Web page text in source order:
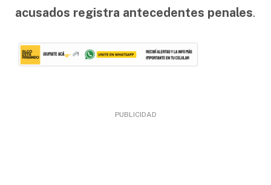
acusados registra antecedentes penales.
PUBLICIDAD